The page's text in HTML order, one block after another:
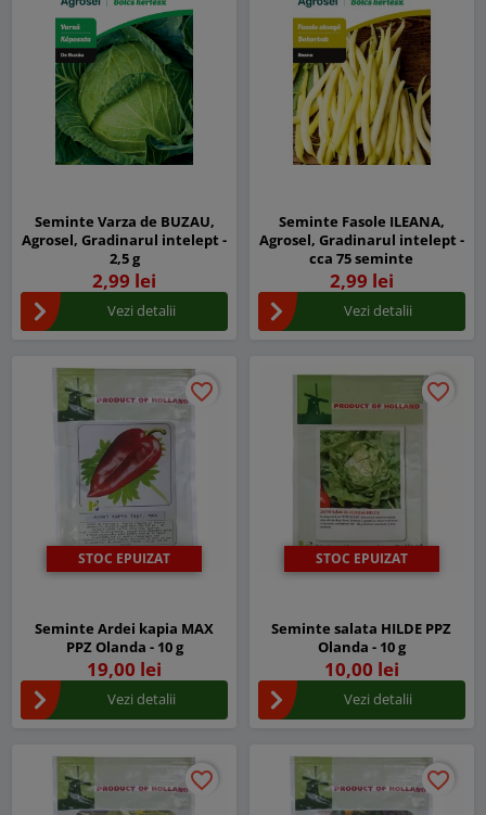
Seminte Varza de BUZAU,
Agrosel, Gradinarul intelept -
2,5 g
2,99 lei
Vezi detalii
Seminte Fasole ILEANA,
Agrosel, Gradinarul intelept -
cca 75 seminte
2,99 lei
Vezi detalii
STOC EPUIZAT
favorite_border
favorite_border
Seminte Ardei kapia MAX
PPZ Olanda - 10 g
19,00 lei
Vezi detalii
STOC EPUIZAT
favorite_border
favorite_border
Seminte salata HILDE PPZ
Olanda - 10 g
10,00 lei
Vezi detalii
favorite_border
favorite_border favorite_border
favorite_border